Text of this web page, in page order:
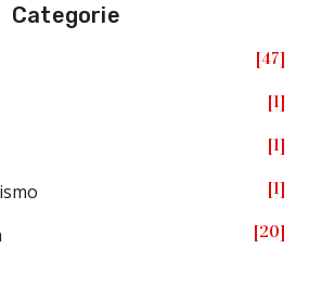
Categorie
47
1
1
1
20